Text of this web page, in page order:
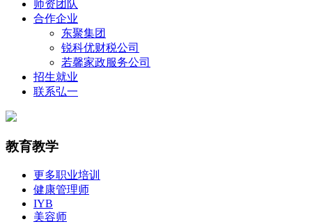
师资团队
合作企业
东聚集团
锐科优财税公司
若馨家政服务公司
招生就业
联系弘一
教育教学
更多职业培训
健康管理师
IYB
美容师